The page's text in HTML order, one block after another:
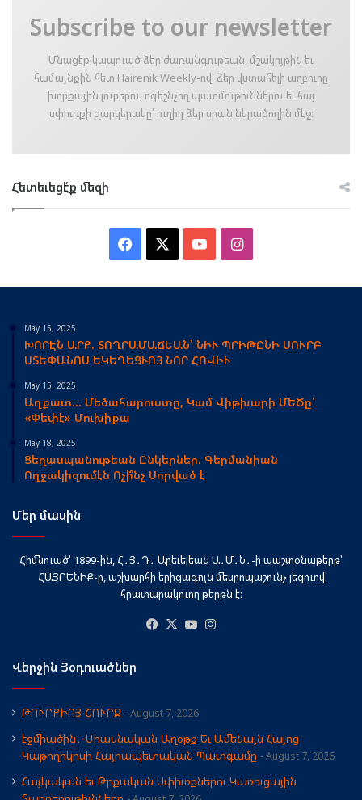
Subscribe to our newsletter
Մնացէ՛ք կապուած ձեր ժառանգութեան, մշակոյթին եւ
համայնքին հետ Hairenik Weekly-ով՝ ձեր վստահելի աղբիւրը
խորքային լուրերու, ոգեշնչող պատմութիւններու եւ հայ
սփիւռքի զարկերակը՝ ուղիղ ձեր սրան ներածողին մէջ։
Հետեւեցէ՛ք մեզի
Facebook YouTubeInstagram
May 15, 2025
ԽՈՐԷՆ ԱՐՔ. ՏՈՂՐԱՄԱՃԵԱՆ՝ ՆԻՒ ՊՐԻԹԸՆԻ ՍՈՒՐԲ
ՍՏԵՓԱՆՈՍ ԵԿԵՂԵՑՒՈՅ ՆՈՐ ՀՈՎԻՒ
May 15, 2025
Աղքատ… Մեծահարուստը, Կամ Վիթխարի ՄԵԾը՝
«Փեփէ» Մուխիքա
May 18, 2025
Ցեղասպանութեան Ընկերներ. Գերմանիան
Ողջակիզումէն Ոչի՞նչ Սորված է
Մեր մասին
Հիմնուած՝ 1899-ին, Հ․Յ․Դ․ Արեւելեան Ա․Մ․Ն․-ի պաշտօնաթերթ՝
ՀԱՅՐԵՆԻՔ-ը, աշխարհի երիցագոյն մեսրոպաշունչ լեզուով
հրատարակուող թերթն է։
Facebook
X YouTube
Վերջին Յօդուածներ
ԹՈՒՐՔԻՈՅ ՇՈՒՐՋ August 7, 2026
էջմիածին․-Միասնական Աղօթք Եւ Ամենայն Հայոց
Կաթողիկոսի Հայրապետական Պատգամը
August 7, 2026
Հայկական եւ Թրքական Սփիւռքներու Կառուցային